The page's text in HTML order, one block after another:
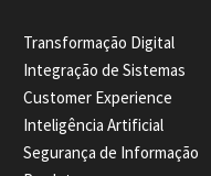
Transformação Digital
Integração de Sistemas
Customer Experience
Inteligência Artificial
Segurança de Informação